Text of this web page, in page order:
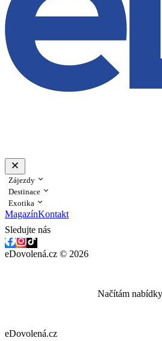
Zájezdy
Destinace
Exotika
MagazínKontakt
Sledujte nás
eDovolená.cz © 2026
Načítám
eDovolená.cz